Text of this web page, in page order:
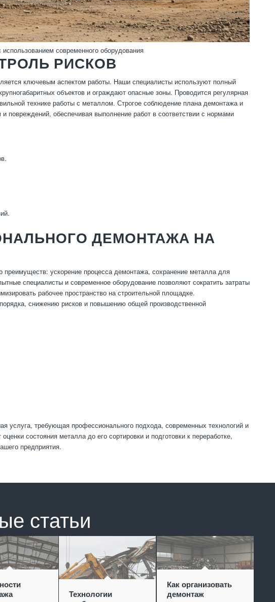
современного оборудования
РИСКОВ
ключевым аспектом работы. Наши специалисты используют полный
объектов и ограждают опасные зоны. Проводится регулярная
технике работы с металлом. Строгое соблюдение плана демонтажа и
повреждений, обеспечивая выполнение работ в соответствии с нормами
ДЕМОНТАЖА НА
ускорение процесса демонтажа, сохранение металла для
специалисты и современное оборудование позволяют сократить затраты
рабочее пространство на строительной площадке.
снижению рисков и повышению общей производственной
услуга, требующая профессионального подхода, современных технологий и
состояния металла до его сортировки и подготовки к переработке,
предприятия.
статьи
Технологии
Как организовать
демонтаж